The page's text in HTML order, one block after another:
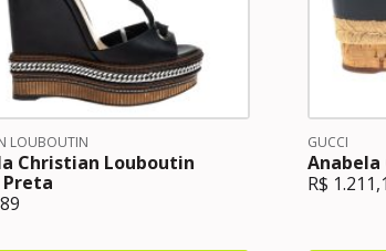
LOUBOUTIN
Christian Louboutin
GUCCI
Anabela
R$